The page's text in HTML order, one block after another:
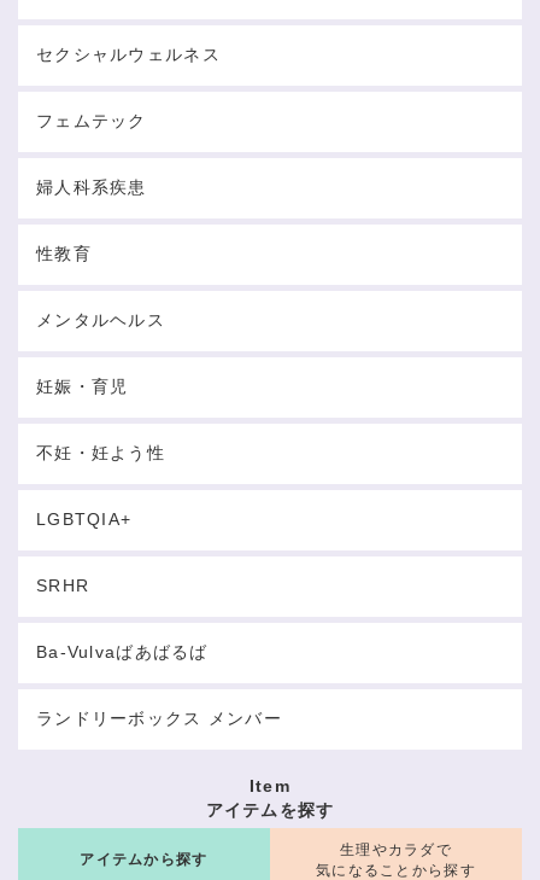
セクシャルウェルネス
フェムテック
婦人科系疾患
性教育
メンタルヘルス
妊娠・育児
不妊・妊よう性
LGBTQIA+
SRHR
Ba-Vulvaばあばるば
ランドリーボックス メンバー
Item
アイテムを探す
アイテムから探す
生理やカラダで
気になることから探す